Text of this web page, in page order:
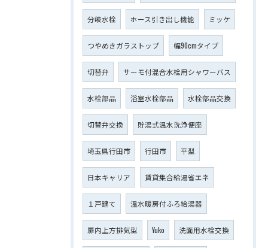
分岐水栓 ホース引き出し機能 ミッケ
つやめきガラストップ 幅90cmタイプ
切替弁 サーモ付混合水栓用シャワーバス
水栓部品 浴室水栓部品 水栓部品交換
切替弁交換 貯湯式温水洗浄便座
埼玉県行田市 行田市 平型
日本キャリア 賃貸集合給湯省エネ
１戸建て 温水暖房付ふろ給湯器
扉内上方排気型 Yuko 洗面用水栓交換